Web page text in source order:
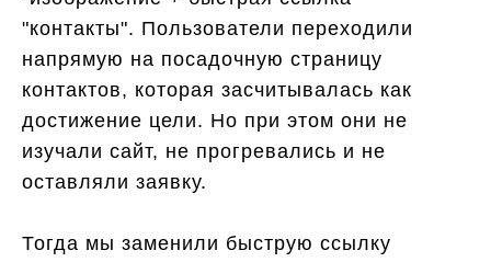
"контакты". Пользователи переходили
напрямую на посадочную страницу
контактов, которая засчитывалась как
достижение цели. Но при этом они не
изучали сайт, не прогревались и не
оставляли заявку.
Тогда мы заменили быструю ссылку